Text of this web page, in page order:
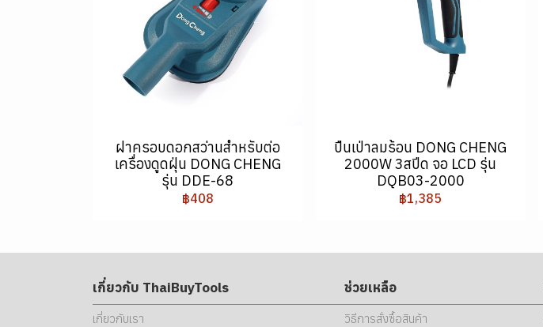
ฝาครอบดอกสว่านสำหรับต่อ
เครื่องดูดฝุ่น DONG CHENG
รุ่น DDE-68
฿408
ปืนเป่าลมร้อน DONG CHENG
2000W 3สปีด จอ LCD รุ่น
DQB03-2000
฿1,385
เกี่ยวกับ ThaiBuyTools
เกี่ยวกับเรา
ช่วยเหลือ
วิธีการสั่งซื้อสินค้า